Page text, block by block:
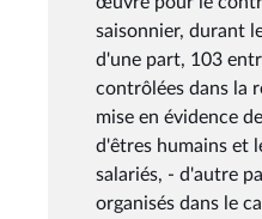
saisonnier, durant
d'une part, 103
contrôlées dans la
mise en évidence
d'êtres humains et
salariés, - d'autre
organisés dans le